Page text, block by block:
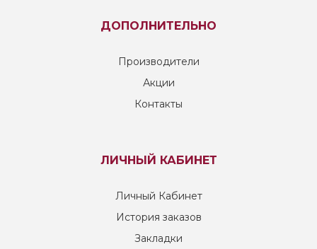
ДОПОЛНИТЕЛЬНО
Производители
Акции
Контакты
ЛИЧНЫЙ КАБИНЕТ
Личный Кабинет
История заказов
Закладки